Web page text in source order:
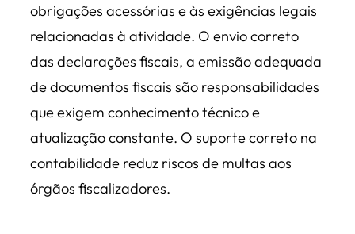
obrigações acessórias e às exigências legais
relacionadas à atividade. O envio correto
das declarações fiscais, a emissão adequada
de documentos fiscais são responsabilidades
que exigem conhecimento técnico e
atualização constante. O suporte correto na
contabilidade reduz riscos de multas aos
órgãos fiscalizadores.